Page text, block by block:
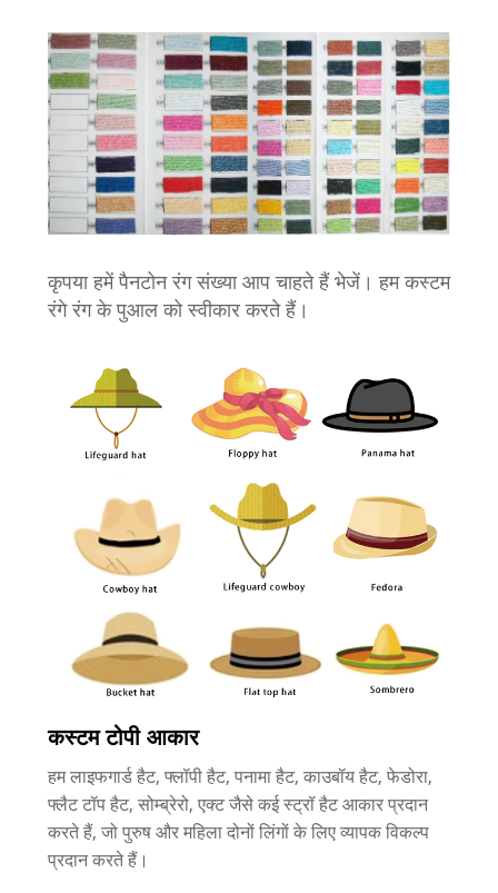
कृपया हमें पैनटोन रंग संख्या आप चाहते हैं भेजें। हम कस्टम
रंगे रंग के पुआल को स्वीकार करते हैं।
कस्टम टोपी आकार
हम लाइफगार्ड हैट, फ्लॉपी हैट, पनामा हैट, काउबॉय हैट, फेडोरा,
फ्लैट टॉप हैट, सोम्ब्रेरो, एक्ट जैसे कई स्ट्रॉ हैट आकार प्रदान
करते हैं, जो पुरुष और महिला दोनों लिंगों के लिए व्यापक विकल्प
प्रदान करते हैं।